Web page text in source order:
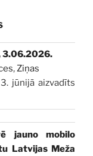
3.06.2026.
,Ziņas
jūnijā aizvadīts
jauno mobilo
Latvijas Meža